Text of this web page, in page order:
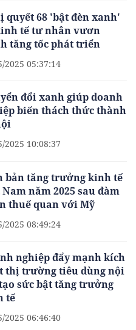
quyết 68 'bật đèn xanh'
tế tư nhân vươn
tăng tốc phát triển
2025 05:37:14
đổi xanh giúp doanh
biến thách thức thành
2025 10:08:37
bản tăng trưởng kinh tế
năm 2025 sau đàm
thuế quan với Mỹ
2025 08:49:24
nghiệp đẩy mạnh kích
thị trường tiêu dùng nội
sức bật tăng trưởng
tế
2025 06:46:40